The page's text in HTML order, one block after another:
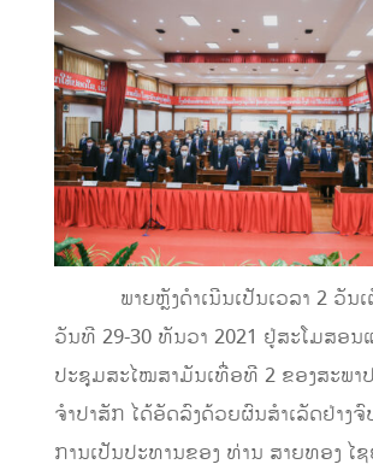
ພາຍຫຼັງ​ດຳເນີນເປັນເວລາ 2 ວັນເ
ວັນທີ 29-30 ທັນວາ 2021 ຢູ່ສະໂມສອນ
ປະຊຸມສະໄໝສາມັນເທື່ອທີ 2​ ຂອງສະພາ
ຈໍາປາສັກ ໄດ້ອັດລົງດ້ວຍຜົນສໍາເລັດຢ່າງຈົ
ການເປັນປະທານຂອງ​ ທ່ານ​ ສາຍທອງ​ ໄ